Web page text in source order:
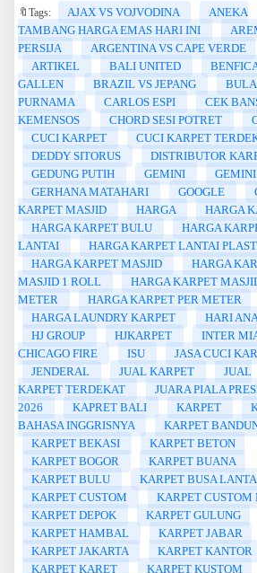
🔖Tags: AJAX VS VOJVODINA
ANEKA
TAMBANG HARGA EMAS HARI INI
PERSIJA
ARGENTINA VS CAPE VERDE
ARTIKEL
BALI UNITED
GALLEN
BRAZIL VS JEPANG
PURNAMA
CARLOS ESPI
CEK
KEMENSOS
CHORD SESI POTRET
CUCI KARPET
CUCI KARPET
DEDDY SITORUS
DISTRIBUTOR
GEDUNG PUTIH
GEMINI
GERHANA MATAHARI
GOOGLE
KARPET MASJID
HARGA
HARGA
HARGA KARPET BULU
HARGA
LANTAI
HARGA KARPET LANTAI
HARGA KARPET MASJID
HARGA
MASJID 1 ROLL
HARGA KARPET
METER
HARGA KARPET PER METER
HARGA LAUNDRY KARPET
HARI
HJ GROUP
HJKARPET
INTER
CHICAGO FIRE
ISU
JASA CUCI
JENDERAL
JUAL KARPET
JUAL
KARPET TERDEKAT
JUARA PIALA
2026
KAPRET BALI KARPET
BAHASA INGGRISNYA
KARPET
KARPET BEKASI
KARPET BETON
KARPET BOGOR
KARPET BUANA
KARPET BULU
KARPET BUSA
KARPET CUSTOM
KARPET CUSTOM
KARPET DEPOK
KARPET GULUNG
KARPET HAMBAL
KARPET JABAR
KARPET JAKARTA
KARPET KANTOR
KARPET KARET
KARPET KUSTOM